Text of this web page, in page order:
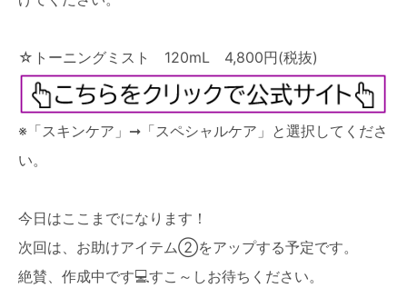
☆トーニングミスト 120mL 4,800円(税抜)
※「スキンケア」➞「スペシャルケア」と選択してくださ
い。
今日はここまでになります！
次回は、お助けアイテム②をアップする予定です。
絶賛、作成中です💻すこ～しお待ちください。